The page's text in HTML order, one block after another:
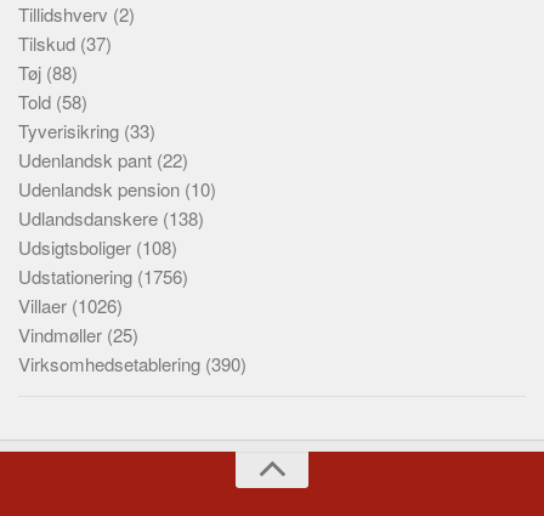
Tillidshverv (2)
Tilskud (37)
Tøj (88)
Told (58)
Tyverisikring (33)
Udenlandsk pant (22)
Udenlandsk pension (10)
Udlandsdanskere (138)
Udsigtsboliger (108)
Udstationering (1756)
Villaer (1026)
Vindmøller (25)
Virksomhedsetablering (390)